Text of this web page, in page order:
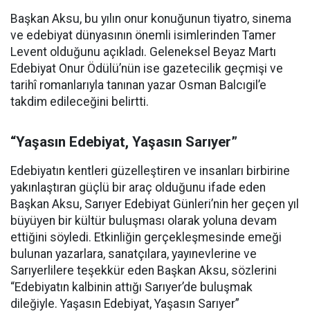
Başkan Aksu, bu yılın onur konuğunun tiyatro, sinema
ve edebiyat dünyasının önemli isimlerinden Tamer
Levent olduğunu açıkladı. Geleneksel Beyaz Martı
Edebiyat Onur Ödülü’nün ise gazetecilik geçmişi ve
tarihî romanlarıyla tanınan yazar Osman Balcıgil’e
takdim edileceğini belirtti.
“Yaşasın Edebiyat, Yaşasın Sarıyer”
Edebiyatın kentleri güzelleştiren ve insanları birbirine
yakınlaştıran güçlü bir araç olduğunu ifade eden
Başkan Aksu, Sarıyer Edebiyat Günleri’nin her geçen yıl
büyüyen bir kültür buluşması olarak yoluna devam
ettiğini söyledi. Etkinliğin gerçekleşmesinde emeği
bulunan yazarlara, sanatçılara, yayınevlerine ve
Sarıyerlilere teşekkür eden Başkan Aksu, sözlerini
“Edebiyatın kalbinin attığı Sarıyer’de buluşmak
dileğiyle. Yaşasın Edebiyat, Yaşasın Sarıyer”